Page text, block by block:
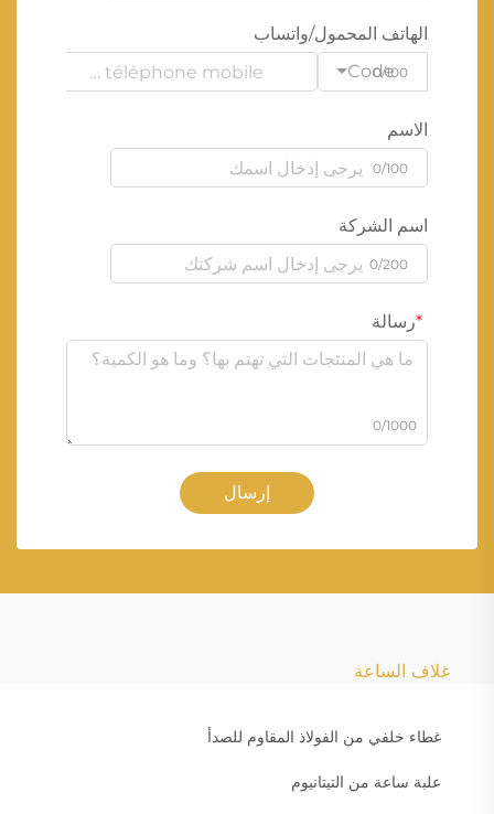
الهاتف المحمول/واتساب
Code
0/100
الاسم
0/100
اسم الشركة
0/200
رسالة
0/1000
إرسال
غلاف الساعة
غطاء خلفي من الفولاذ المقاوم للصدأ
علبة ساعة من التيتانيوم